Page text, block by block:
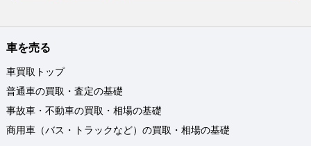
車を売る
車買取トップ
普通車の買取・査定の基礎
事故車・不動車の買取・相場の基礎
商用車（バス・トラックなど）の買取・相場の基礎